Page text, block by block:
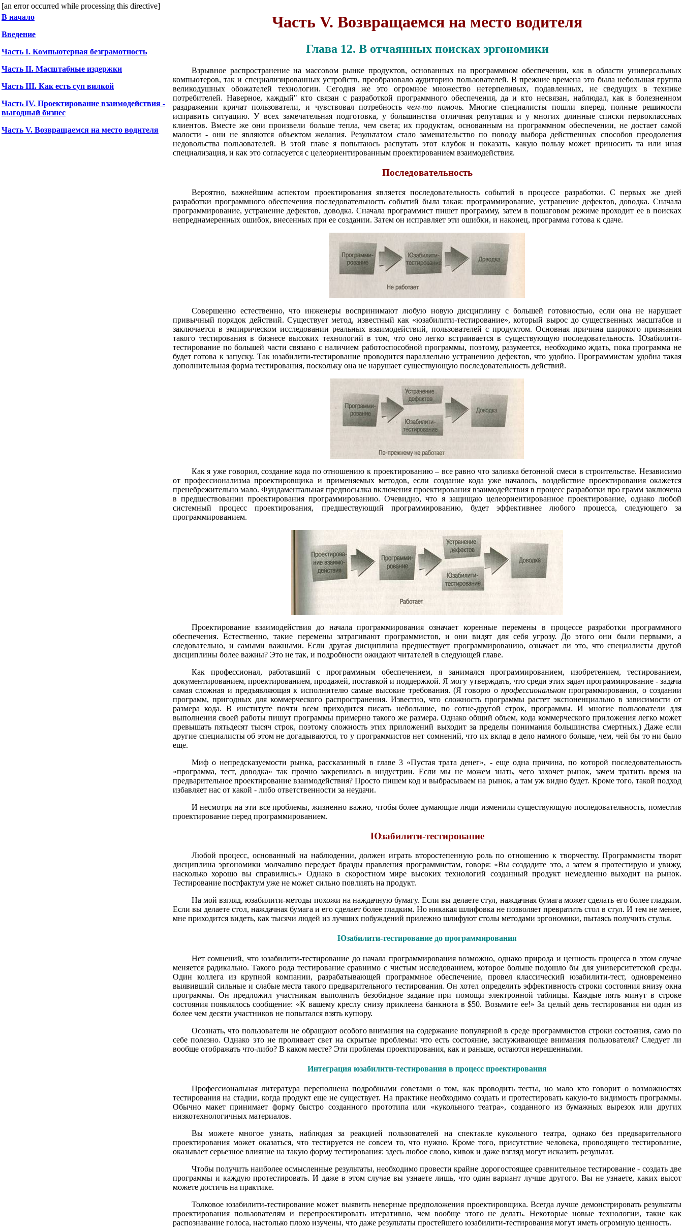
[an error occurred while processing this directive]
В начало
Введение
Часть I. Компьютерная безграмотность
Часть II. Масштабные издержки
Часть III. Как есть суп вилкой
Часть IV. Проектирование взаимодействия -
выгодный бизнес
Часть V. Возвращаемся на место водителя
Часть V. Возвращаемся на место водителя
Глава 12. В отчаянных поисках эргономики
Взрывное распространение на массовом рынке продуктов, основанных на программном обеспечении, как в области универсальных
компьютеров, так и специализированных устройств, преобразовало аудиторию пользователей. В прежние времена это была небольшая группа
великодушных обожателей технологии. Сегодня же это огромное множество нетерпеливых, подавленных, не сведущих в технике
потребителей. Наверное, каждый" кто связан с разработкой программного обеспечения, да и кто несвязан, наблюдал, как в болезненном
раздражении кричат пользователи, и чувствовал потребностьчем-то помочь. Многие специалисты пошли вперед, полные решимости
исправить ситуацию. У всех замечательная подготовка, у большинства отличная репутация и у многих длинные списки первоклассных
клиентов. Вместе же они произвели больше тепла, чем света; их продуктам, основанным на программном обеспечении, не достает самой
малости - они не являются объектом желания. Результатом стало замешательство по поводу выбора действенных способов преодоления
недовольства пользователей. В этой главе я попытаюсь распутать этот клубок и показать, какую пользу может приносить та или иная
специализация, и как это согласуется с целеориентированным проектированием взаимодействия.
Последовательность
Вероятно, важнейшим аспектом проектирования является последовательность событий в процессе разработки. С первых же дней
разработки программного обеспечения последовательность событий была такая: программирование, устранение дефектов, доводка. Сначала
программирование, устранение дефектов, доводка. Сначала программист пишет программу, затем в пошаговом режиме проходит ее в поисках
непреднамеренных ошибок, внесенных при ее создании. Затем он исправляет эти ошибки, и наконец, программа готова к сдаче.
Совершенно естественно, что инженеры воспринимают любую новую дисциплину с большей готовностью, если она не нарушает
привычный порядок действий. Существует метод, известный как «юзабилити-тестирование», который вырос до существенных масштабов и
заключается в эмпирическом исследовании реальных взаимодействий, пользователей с продуктом. Основная причина широкого признания
такого тестирования в бизнесе высоких технологий в том, что оно легко встраивается в существующую последовательность. Юзабилити-
тестирование по большей части связано с наличием работоспособной программы, поэтому, разумеется, необходимо ждать, пока программа не
будет готова к запуску. Так юзабилити-тестирование проводится параллельно устранению дефектов, что удобно. Программистам удобна такая
дополнительная форма тестирования, поскольку она не нарушает существующую последовательность действий.
Как я уже говорил, создание кода по отношению к проектированию – все равно что заливка бетонной смеси в строительстве. Независимо
от профессионализма проектировщика и применяемых методов, если создание кода уже началось, воздействие проектирования окажется
пренебрежительно мало. Фундаментальная предпосылка включения проектирования взаимодействия в процесс разработки про грамм заключена
в предшествовании проектирования программированию. Очевидно, что я защищаю целеориентированное проектирование, однако любой
системный процесс проектирования, предшествующий программированию, будет эффективнее любого процесса, следующего за
программированием.
Проектирование взаимодействия до начала программирования означает коренные перемены в процессе разработки программного
обеспечения. Естественно, такие перемены затрагивают программистов, и они видят для себя угрозу. До этого они были первыми, а
следовательно, и самыми важными. Если другая дисциплина предшествует программированию, означает ли это, что специалисты другой
дисциплины более важны? Это не так, и подробности ожидают читателей в следующей главе.
Как профессионал, работавший с программным обеспечением, я занимался программированием, изобретением, тестированием,
документированием, проектированием, продажей, поставкой и поддержкой. Я могу утверждать, что среди этих задач программирование - задача
самая сложная и предъявляющая к исполнителю самые высокие требования. (Я говорю о профессиональномпрограммировании, о создании
программ, пригодных для коммерческого распространения. Известно, что сложность программы растет экспоненциально в зависимости от
размера кода. В институте почти всем приходится писать небольшие, по сотне-другой строк, программы. И многие пользователи для
выполнения своей работы пишут программы примерно такого же размера. Однако общий объем, кода коммерческого приложения легко может
превышать пятьдесят тысяч строк, поэтому сложность этих приложений выходит за пределы понимания большинства смертных.) Даже если
другие специалисты об этом не догадываются, то у программистов нет сомнений, что их вклад в дело намного больше, чем, чей бы то ни было
еще.
Миф о непредсказуемости рынка, рассказанный в главе 3 «Пустая трата денег», - еще одна причина, по которой последовательность
«программа, тест, доводка» так прочно закрепилась в индустрии. Если мы не можем знать, чего захочет рынок, зачем тратить время на
предварительное проектирование взаимодействия? Просто пишем код и выбрасываем на рынок, а там уж видно будет. Кроме того, такой подход
избавляет нас от какой - либо ответственности за неудачи.
И несмотря на эти все проблемы, жизненно важно, чтобы более думающие люди изменили существующую последовательность, поместив
проектирование перед программированием.
Юзабилити-тестирование
Любой процесс, основанный на наблюдении, должен играть второстепенную роль по отношению к творчеству. Программисты творят
дисциплина эргономики молчаливо передает бразды правления программистам, говоря: «Вы создадите это, а затем я протестирую и увижу,
насколько хорошо вы справились.» Однако в скоростном мире высоких технологий созданный продукт немедленно выходит на рынок.
Тестирование постфактум уже не может сильно повлиять на продукт.
На мой взгляд, юзабилити-методы похожи на наждачную бумагу. Если вы делаете стул, наждачная бумага может сделать его более гладким.
Если вы делаете стол, наждачная бумага и его сделает более гладким. Но никакая шлифовка не позволяет превратить стол в стул. И тем не менее,
мне приходится видеть, как тысячи людей из лучших побуждений прилежно шлифуют столы методами эргономики, пытаясь получить стулья.
Юзабилити-тестирование до программирования
Нет сомнений, что юзабилити-тестирование до начала программирования возможно, однако природа и ценность процесса в этом случае
меняется радикально. Такого рода тестирование сравнимо с чистым исследованием, которое больше подошло бы для университетской среды.
Один коллега из крупной компании, разрабатывающей программное обеспечение, провел классический юзабилити-тест, одновременно
выявивший сильные и слабые места такого предварительного тестирования. Он хотел определить эффективность строки состояния внизу окна
программы. Он предложил участникам выполнить безобидное задание при помощи электронной таблицы. Каждые пять минут в строке
состояния появлялось сообщение: «К вашему креслу снизу приклеена банкнота в $50. Возьмите ее!» За целый день тестирования ни один из
более чем десяти участников не попытался взять купюру.
Осознать, что пользователи не обращают особого внимания на содержание популярной в среде программистов строки состояния, само по
себе полезно. Однако это не проливает свет на скрытые проблемы: что есть состояние, заслуживающее внимания пользователя? Следует ли
вообще отображать что-либо? В каком месте? Эти проблемы проектирования, как и раньше, остаются нерешенными.
Интеграция юзабилити-тестирования в процесс проектирования
Профессиональная литература переполнена подробными советами о том, как проводить тесты, но мало кто говорит о возможностях
тестирования на стадии, когда продукт еще не существует. На практике необходимо создать и протестировать какую-то видимость программы.
Обычно макет принимает форму быстро созданного прототипа или «кукольного театра», созданного из бумажных вырезок или других
низкотехнологичных материалов.
Вы можете многое узнать, наблюдая за реакцией пользователей на спектакле кукольного театра, однако без предварительного
проектирования может оказаться, что тестируется не совсем то, что нужно. Кроме того, присутствие человека, проводящего тестирование,
оказывает серьезное влияние на такую форму тестирования: здесь любое слово, кивок и даже взгляд могут исказить результат.
Чтобы получить наиболее осмысленные результаты, необходимо провести крайне дорогостоящее сравнительное тестирование - создать две
программы и каждую протестировать. И даже в этом случае вы узнаете лишь, что один вариант лучше другого. Вы не узнаете, каких высот
можете достичь на практике.
Толковое юзабилити-тестирование может выявить неверные предположения проектировщика. Всегда лучше демонстрировать результаты
проектирования пользователям и перепроектировать итеративно, чем вообще этого не делать. Некоторые новые технологии, такие как
распознавание голоса, настолько плохо изучены, что даже результаты простейшего юзабилити-тестирования могут иметь огромную ценность.